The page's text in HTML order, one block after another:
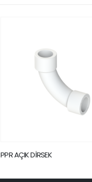
PPR AÇIK DİRSEK